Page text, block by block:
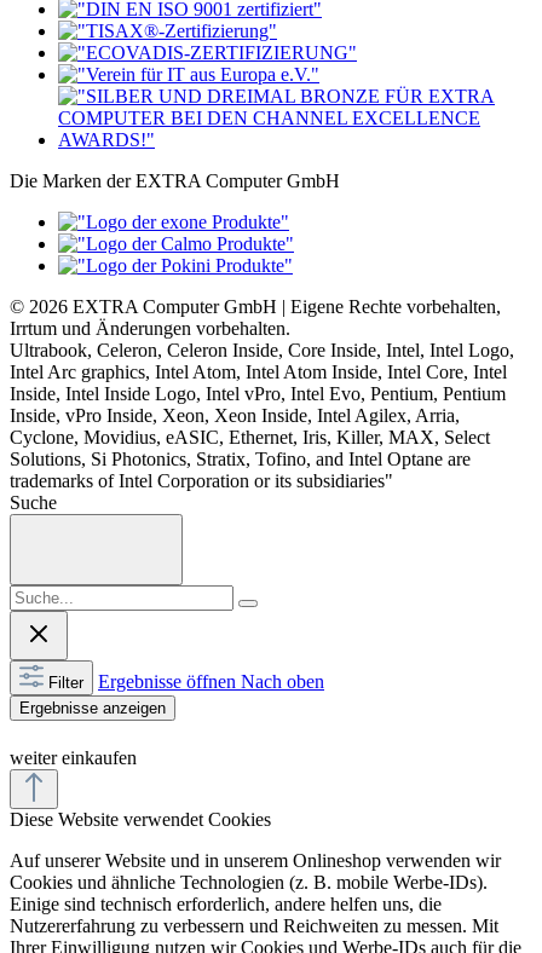
Die Marken der EXTRA Computer GmbH
© 2026 EXTRA Computer GmbH | Eigene Rechte vorbehalten,
Irrtum und Änderungen vorbehalten.
Ultrabook, Celeron, Celeron Inside, Core Inside, Intel, Intel Logo,
Intel Arc graphics, Intel Atom, Intel Atom Inside, Intel Core, Intel
Inside, Intel Inside Logo, Intel vPro, Intel Evo, Pentium, Pentium
Inside, vPro Inside, Xeon, Xeon Inside, Intel Agilex, Arria,
Cyclone, Movidius, eASIC, Ethernet, Iris, Killer, MAX, Select
Solutions, Si Photonics, Stratix, Tofino, and Intel Optane are
trademarks of Intel Corporation or its subsidiaries"
Suche
Filter Ergebnisse öffnen Nach oben
Ergebnisse anzeigen
weiter einkaufen
Diese Website verwendet Cookies
Auf unserer Website und in unserem Onlineshop verwenden wir
Cookies und ähnliche Technologien (z. B. mobile Werbe-IDs).
Einige sind technisch erforderlich, andere helfen uns, die
Nutzererfahrung zu verbessern und Reichweiten zu messen. Mit
Ihrer Einwilligung nutzen wir Cookies und Werbe-IDs auch für die